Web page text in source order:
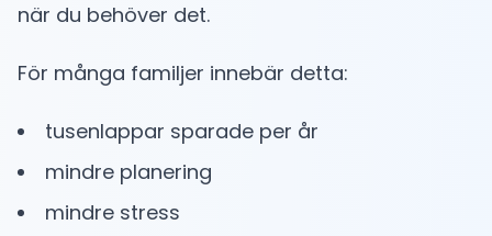
när du behöver det.
För många familjer innebär detta:
tusenlappar sparade per år
mindre planering
mindre stress